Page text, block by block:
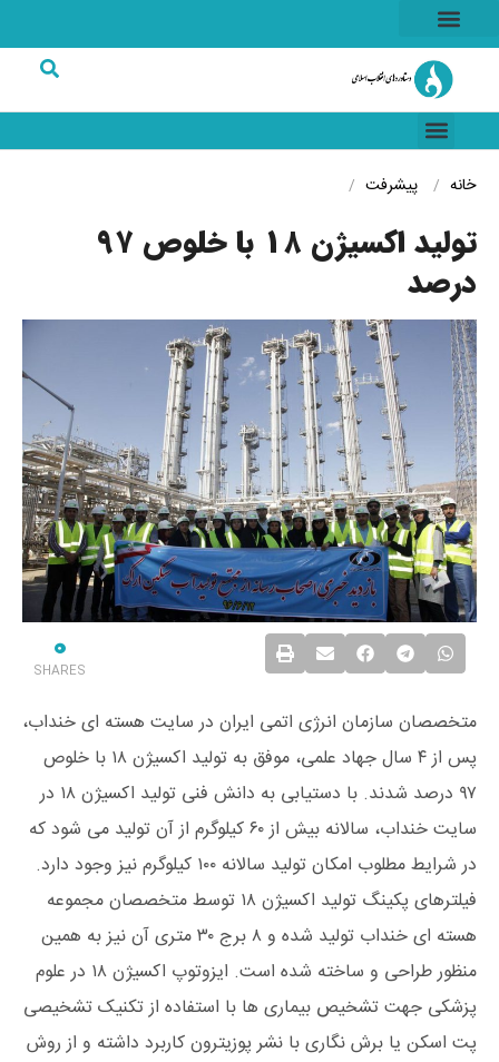
خانه پیشرفت
تولید اکسیژن ۱۸ با خلوص ۹۷
درصد
0
SHARES
متخصصان سازمان انرژی اتمی ایران در سایت هسته ای خنداب،
پس از ۴ سال جهاد علمی، موفق به تولید اکسیژن ۱۸ با خلوص
۹۷ درصد شدند. با دستیابی به دانش فنی تولید اکسیژن ۱۸ در
سایت خنداب، سالانه بیش از ۶۰ کیلوگرم از آن تولید می شود که
در شرایط مطلوب امکان تولید سالانه ۱۰۰ کیلوگرم نیز وجود دارد.
فیلترهای پکینگ تولید اکسیژن ۱۸ توسط متخصصان مجموعه
هسته ای خنداب تولید شده و ۸ برج ۳۰ متری آن نیز به همین
منظور طراحی و ساخته شده است. ایزوتوپ اکسیژن ۱۸ در علوم
پزشکی جهت تشخیص بیماری ‌ها با استفاده از تکنیک تشخیصی
پت اسکن یا برش نگاری با نشر پوزیترون کاربرد داشته و از روش‌